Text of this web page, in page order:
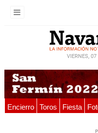
VIERNES,
Encierro Toros Fiesta